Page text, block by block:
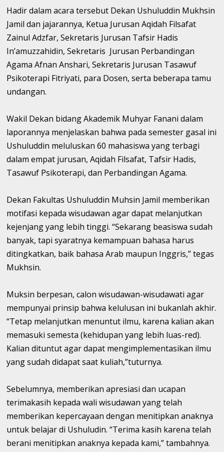
Hadir dalam acara tersebut Dekan Ushuluddin Mukhsin
Jamil dan jajarannya, Ketua Jurusan Aqidah Filsafat
Zainul Adzfar, Sekretaris Jurusan Tafsir Hadis
In’amuzzahidin, Sekretaris Jurusan Perbandingan
Agama Afnan Anshari, Sekretaris Jurusan Tasawuf
Psikoterapi Fitriyati, para Dosen, serta beberapa tamu
undangan.
Wakil Dekan bidang Akademik Muhyar Fanani dalam
laporannya menjelaskan bahwa pada semester gasal ini
Ushuluddin meluluskan 60 mahasiswa yang terbagi
dalam empat jurusan, Aqidah Filsafat, Tafsir Hadis,
Tasawuf Psikoterapi, dan Perbandingan Agama.
Dekan Fakultas Ushuluddin Muhsin Jamil memberikan
motifasi kepada wisudawan agar dapat melanjutkan
kejenjang yang lebih tinggi. “Sekarang beasiswa sudah
banyak, tapi syaratnya kemampuan bahasa harus
ditingkatkan, baik bahasa Arab maupun Inggris,” tegas
Mukhsin.
Muksin berpesan, calon wisudawan-wisudawati agar
mempunyai prinsip bahwa kelulusan ini bukanlah akhir.
“Tetap melanjutkan menuntut ilmu, karena kalian akan
memasuki semesta (kehidupan yang lebih luas-red).
Kalian dituntut agar dapat mengimplementasikan ilmu
yang sudah didapat saat kuliah,”tuturnya.
Sebelumnya, memberikan apresiasi dan ucapan
terimakasih kepada wali wisudawan yang telah
memberikan kepercayaan dengan menitipkan anaknya
untuk belajar di Ushuludin. “Terima kasih karena telah
berani menitipkan anaknya kepada kami,” tambahnya.